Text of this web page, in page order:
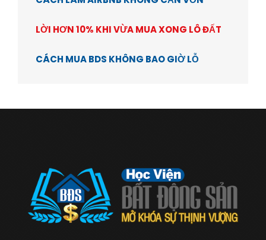
LỜI HƠN 10% KHI VỪA MUA XONG LÔ ĐẤT
CÁCH MUA BDS KHÔNG BAO GIỜ LỖ